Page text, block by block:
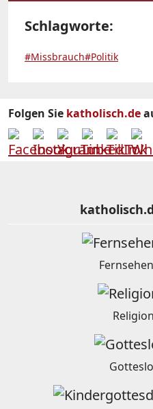
Schlagworte:
#Missbrauch#Politik
Folgen Sie katholisch.de